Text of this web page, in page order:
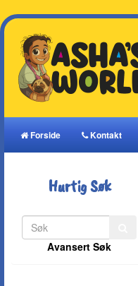
Forside Kontakt
Hurtig Søk
Avansert Søk